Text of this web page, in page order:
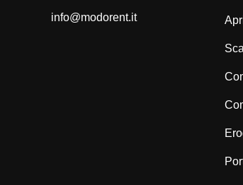
info@modorent.it